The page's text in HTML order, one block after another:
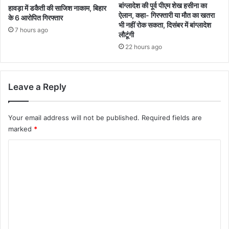
हावड़ा में डकैती की साजिश नाकाम, बिहार
के 6 आरोपित गिरफ्तार
7 hours ago
बांग्लादेश की पूर्व पीएम शेख हसीना का
ऐलान, कहा- गिरफ्तारी या मौत का खतरा
भी नहीं रोक सकता, दिसंबर में बांग्लादेश
लौटूंगी
22 hours ago
Leave a Reply
Your email address will not be published. Required fields are
marked *